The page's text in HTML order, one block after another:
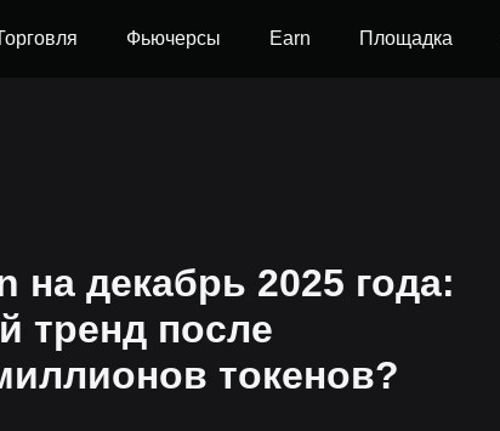
Фьючерсы Earn Площадка
на декабрь 2025 года:
тренд после
токенов?